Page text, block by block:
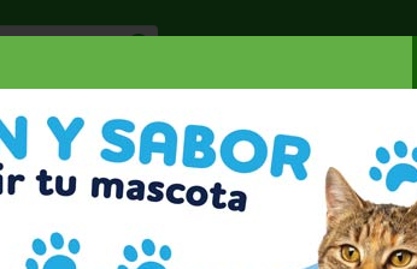
Deli y Bakery Orgánico